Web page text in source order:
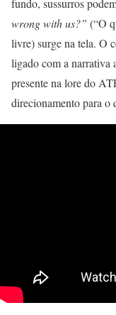
wrong with us?” (“O
livre) surge na tela. O
ligado com a narrativa
presente na lore do
direcionamento para o